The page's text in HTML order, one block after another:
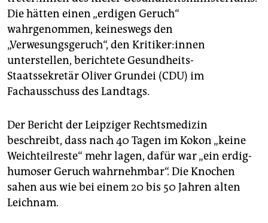
Die hätten einen „erdigen Geruch“
wahrgenommen, keineswegs den
„Verwesungsgeruch“, den Kri­ti­ke­r:in­nen
unterstellen, berichtete Gesundheits-
Staatssekretär­ Oliver Grundei (CDU) im
Fachausschuss des Landtags.
Der Bericht der Leipziger Rechtsmedizin
beschreibt, dass nach 40 Tagen im Kokon „keine
Weichteilreste“ mehr lagen, dafür war „ein erdig-
humoser Geruch wahrnehmbar“. Die Knochen
sahen aus wie bei einem 20 bis 50 Jahren alten
Leichnam.